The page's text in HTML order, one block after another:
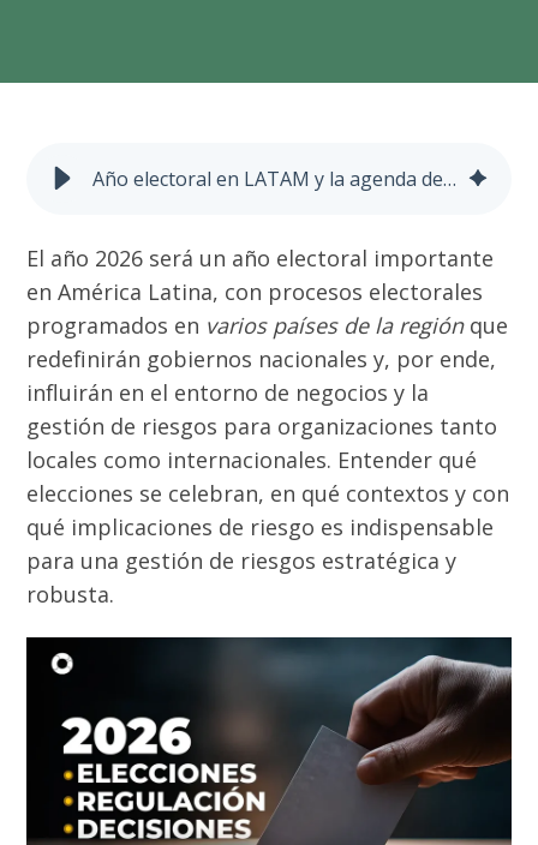
Año electoral en LATAM y la agenda de riesgos para 2026
El año 2026 será un año electoral importante
en América Latina, con procesos electorales
programados en varios países de la regiónque
redefinirán gobiernos nacionales y, por ende,
influirán en el entorno de negocios y la
gestión de riesgos para organizaciones tanto
locales como internacionales. Entender qué
elecciones se celebran, en qué contextos y con
qué implicaciones de riesgo es indispensable
para una gestión de riesgos estratégica y
robusta.